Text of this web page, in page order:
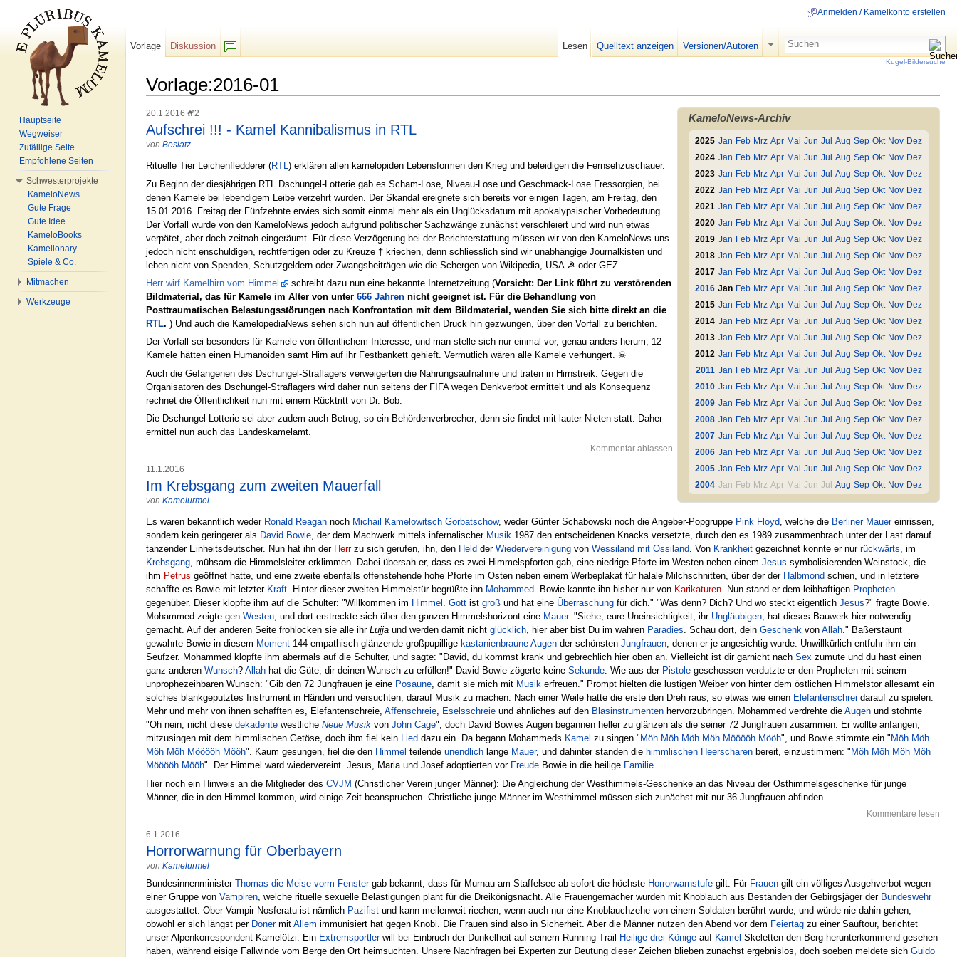
Vorlage:2016-01
KameloNews-Archiv
2025 Jan Feb Mrz Apr Mai Jun Jul Aug Sep Okt Nov Dez
2024 Jan Feb Mrz Apr Mai Jun Jul Aug Sep Okt Nov Dez
2023 Jan Feb Mrz Apr Mai Jun Jul Aug Sep Okt Nov Dez
2022 Jan Feb Mrz Apr Mai Jun Jul Aug Sep Okt Nov Dez
2021 Jan Feb Mrz Apr Mai Jun Jul Aug Sep Okt Nov Dez
2020 Jan Feb Mrz Apr Mai Jun Jul Aug Sep Okt Nov Dez
2019 Jan Feb Mrz Apr Mai Jun Jul Aug Sep Okt Nov Dez
2018 Jan Feb Mrz Apr Mai Jun Jul Aug Sep Okt Nov Dez
2017 Jan Feb Mrz Apr Mai Jun Jul Aug Sep Okt Nov Dez
2016 Jan Feb Mrz Apr Mai Jun Jul Aug Sep Okt Nov Dez
2015 Jan Feb Mrz Apr Mai Jun Jul Aug Sep Okt Nov Dez
2014 Jan Feb Mrz Apr Mai Jun Jul Aug Sep Okt Nov Dez
2013 Jan Feb Mrz Apr Mai Jun Jul Aug Sep Okt Nov Dez
2012 Jan Feb Mrz Apr Mai Jun Jul Aug Sep Okt Nov Dez
2011 Jan Feb Mrz Apr Mai Jun Jul Aug Sep Okt Nov Dez
2010 Jan Feb Mrz Apr Mai Jun Jul Aug Sep Okt Nov Dez
2009 Jan Feb Mrz Apr Mai Jun Jul Aug Sep Okt Nov Dez
2008 Jan Feb Mrz Apr Mai Jun Jul Aug Sep Okt Nov Dez
2007 Jan Feb Mrz Apr Mai Jun Jul Aug Sep Okt Nov Dez
2006 Jan Feb Mrz Apr Mai Jun Jul Aug Sep Okt Nov Dez
2005 Jan Feb Mrz Apr Mai Jun Jul Aug Sep Okt Nov Dez
2004 Jan Feb Mrz Apr Mai Jun Jul Aug Sep Okt Nov Dez
20.1.2016 2
Aufschrei !!! - Kamel Kannibalismus in RTL
von Beslatz
Rituelle Tier Leichenfledderer (RTL) erklären allen kamelopiden Lebensformen den Krieg und beleidigen die Fernsehzuschauer.
Zu Beginn der diesjährigen RTL Dschungel-Lotterie gab es Scham-Lose, Niveau-Lose und Geschmack-Lose Fressorgien, bei
denen Kamele bei lebendigem Leibe verzehrt wurden. Der Skandal ereignete sich bereits vor einigen Tagen, am Freitag, den
15.01.2016. Freitag der Fünfzehnte erwies sich somit einmal mehr als ein Unglücksdatum mit apokalypsischer Vorbedeutung.
Der Vorfall wurde von den KameloNews jedoch aufgrund politischer Sachzwänge zunächst verschleiert und wird nun etwas
verpätet, aber doch zeitnah eingeräumt. Für diese Verzögerung bei der Berichterstattung müssen wir von den KameloNews uns
jedoch nicht enschuldigen, rechtfertigen oder zu Kreuze † kriechen, denn schliesslich sind wir unabhängige Journalkisten und
leben nicht von Spenden, Schutzgeldern oder Zwangsbeiträgen wie die Schergen von Wikipedia, USA ☭ oder GEZ.
Herr wirf Kamelhirn vom Himmel
schreibt dazu nun eine bekannte Internetzeitung (Vorsicht: Der Link führt zu verstörenden
Bildmaterial, das für Kamele im Alter von unter 666 Jahren nicht geeignet ist. Für die Behandlung von
Posttraumatischen Belastungsstörungen nach Konfrontation mit dem Bildmaterial, wenden Sie sich bitte direkt an die
RTL. ) Und auch die KamelopediaNews sehen sich nun auf öffentlichen Druck hin gezwungen, über den Vorfall zu berichten.
Der Vorfall sei besonders für Kamele von öffentlichem Interesse, und man stelle sich nur einmal vor, genau anders herum, 12
Kamele hätten einen Humanoiden samt Hirn auf ihr Festbankett gehieft. Vermutlich wären alle Kamele verhungert. ☠
Auch die Gefangenen des Dschungel-Straflagers verweigerten die Nahrungsaufnahme und traten in Hirnstreik. Gegen die
Organisatoren des Dschungel-Straflagers wird daher nun seitens der FIFA wegen Denkverbot ermittelt und als Konsequenz
rechnet die Öffentlichkeit nun mit einem Rücktritt von Dr. Bob.
Die Dschungel-Lotterie sei aber zudem auch Betrug, so ein Behördenverbrecher; denn sie findet mit lauter Nieten statt. Daher
ermittel nun auch das Landeskamelamt.
Kommentar ablassen
11.1.2016
Im Krebsgang zum zweiten Mauerfall
von Kamelurmel
Es waren bekanntlich weder Ronald Reagan noch Michail Kamelowitsch Gorbatschow, weder Günter Schabowski noch die Angeber-Popgruppe Pink Floyd, welche die Berliner Mauereinrissen,
sondern kein geringerer als David Bowie, der dem Machwerk mittels infernalischer Musik 1987 den entscheidenen Knacks versetzte, durch den es 1989 zusammenbrach unter der Last darauf
tanzender Einheitsdeutscher. Nun hat ihn der Herrzu sich gerufen, ihn, den Held der Wiedervereinigung von Wessiland mit Ossiland. Von Krankheit gezeichnet konnte er nur rückwärts, im
Krebsgang, mühsam die Himmelsleiter erklimmen. Dabei übersah er, dass es zwei Himmelspforten gab, eine niedrige Pforte im Westen neben einem Jesus symbolisierenden Weinstock, die
ihm Petrus geöffnet hatte, und eine zweite ebenfalls offenstehende hohe Pforte im Osten neben einem Werbeplakat für halale Milchschnitten, über der der Halbmond schien, und in letztere
schaffte es Bowie mit letzter Kraft. Hinter dieser zweiten Himmelstür begrüßte ihn Mohammed. Bowie kannte ihn bisher nur von Karikaturen. Nun stand er dem leibhaftigen Propheten
gegenüber. Dieser klopfte ihm auf die Schulter: "Willkommen im Himmel . Gott ist groß und hat eine Überraschung für dich." "Was denn? Dich? Und wo steckt eigentlich Jesus?" fragte Bowie.
Mohammed zeigte gen Westen, und dort erstreckte sich über den ganzen Himmelshorizont eine Mauer. "Siehe, eure Uneinsichtigkeit, ihr Ungläubigen, hat dieses Bauwerk hier notwendig
gemacht. Auf der anderen Seite frohlocken sie alle ihr Lujja und werden damit nicht glücklich, hier aber bist Du im wahren Paradies. Schau dort, dein Geschenk von Allah." Baßerstaunt
gewahrte Bowie in diesem Moment 144 empathisch glänzende großpupillige kastanienbraune Augen der schönsten Jungfrauen, denen er je angesichtig wurde. Unwillkürlich entfuhr ihm ein
Seufzer. Mohammed klopfte ihm abermals auf die Schulter, und sagte: "David, du kommst krank und gebrechlich hier oben an. Vielleicht ist dir garnicht nach Sex zumute und du hast einen
ganz anderen Wunsch? Allah hat die Güte, dir deinen Wunsch zu erfüllen!" David Bowie zögerte keine Sekunde. Wie aus der Pistole geschossen verdutzte er den Propheten mit seinem
unprophezeihbaren Wunsch: "Gib den 72 Jungfrauen je eine Posaune, damit sie mich mit Musik erfreuen." Prompt hielten die lustigen Weiber von hinter dem östlichen Himmelstor allesamt ein
solches blankgeputztes Instrument in Händen und versuchten, darauf Musik zu machen. Nach einer Weile hatte die erste den Dreh raus, so etwas wie einen Elefantenschrei darauf zu spielen.
Mehr und mehr von ihnen schafften es, Elefantenschreie, Affenschreie, Eselsschreie und ähnliches auf den Blasinstrumenten hervorzubringen. Mohammed verdrehte die Augen und stöhnte
"Oh nein, nicht diese dekadente westliche Neue Musik von John Cage", doch David Bowies Augen begannen heller zu glänzen als die seiner 72 Jungfrauen zusammen. Er wollte anfangen,
mitzusingen mit dem himmlischen Getöse, doch ihm fiel kein Lied dazu ein. Da begann Mohammeds Kamel zu singen " Möh Möh Möh Möh Mööööh Mööh", und Bowie stimmte ein " Möh Möh
Möh Möh Mööööh Mööh". Kaum gesungen, fiel die den Himmel teilende unendlich lange Mauer, und dahinter standen die himmlischen Heerscharen bereit, einzustimmen: " Möh Möh Möh Möh
Mööööh Mööh". Der Himmel ward wiedervereint. Jesus, Maria und Josef adoptierten vor Freude Bowie in die heilige Familie.
Hier noch ein Hinweis an die Mitglieder des CVJM (Christlicher Verein junger Männer): Die Angleichung der Westhimmels-Geschenke an das Niveau der Osthimmelsgeschenke für junge
Männer, die in den Himmel kommen, wird einige Zeit beanspruchen. Christliche junge Männer im Westhimmel müssen sich zunächst mit nur 36 Jungfrauen abfinden.
Kommentare lesen
6.1.2016
Horrorwarnung für Oberbayern
von Kamelurmel
Bundesinnenminister Thomas die Meise vorm Fenstergab bekannt, dass für Murnau am Staffelsee ab sofort die höchste Horrorwarnstufe gilt. Für Frauen gilt ein völliges Ausgehverbot wegen
einer Gruppe von Vampiren , welche rituelle sexuelle Belästigungen plant für die Dreikönigsnacht. Alle Frauengemächer wurden mit Knoblauch aus Beständen der Gebirgsjäger der Bundeswehr
ausgestattet. Ober-Vampir Nosferatu ist nämlich Pazifist und kann meilenweit riechen, wenn auch nur eine Knoblauchzehe von einem Soldaten berührt wurde, und würde nie dahin gehen,
obwohl er sich längst per Dönermit Allem immunisiert hat gegen Knobi. Die Frauen sind also in Sicherheit. Aber die Männer nutzen den Abend vor dem Feiertag zu einer Sauftour, berichtet
unser Alpenkorrespondent Kamelötzi. Ein Extremsportlerwill bei Einbruch der Dunkelheit auf seinem Running-Trail Heilige drei Könige auf Kamel-Skeletten den Berg herunterkommend gesehen
haben, während eisige Fallwinde vom Berge den Ort heimsuchten. Unsere Nachfragen bei Experten zur Deutung dieser Zeichen blieben zunächst ergebnislos, doch soeben meldete sich Guido
Anmelden / Kamelkonto erstellen
Vorlage
Diskussion
Lesen Quelltext anzeigen Versionen/Autoren
Kugel-Bildersuche
Hauptseite
Wegweiser
Zufällige Seite
Empfohlene Seiten
Schwesterprojekte
KameloNews
Gute Frage
Gute Idee
KameloBooks
Kamelionary
Spiele & Co.
Mitmachen
Werkzeuge